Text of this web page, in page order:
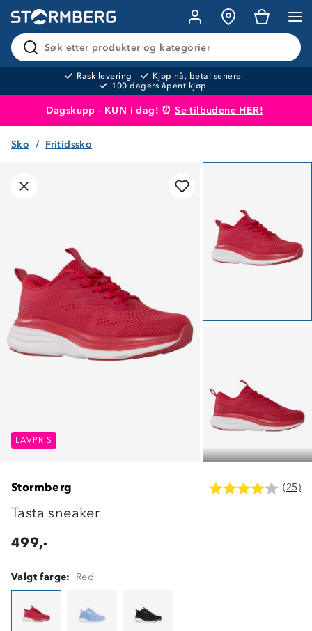
Søk etter produkter og kategorier
Rask levering
Kjøp nå, betal senere
100 dagers åpent kjøp
Dagskupp - KUN i dag! ⏰Se tilbudene HER!
Produktet er lagt i handlekurven
Sko Fritidssko
LAVPRIS
LAVPRIS
Stormberg (25)
Tasta sneaker
499,-
Valgt farge: Red